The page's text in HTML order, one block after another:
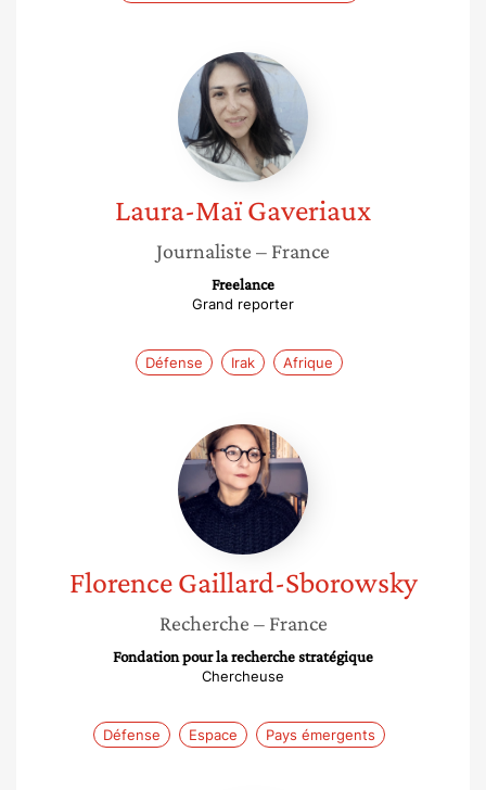
Laura-
Maï
Gaveriaux
Laura-MaïGaveriaux
Journaliste – France
Freelance
Grand reporter
Défense Irak Afrique
Florence
Gaillard-
Sborowsky
Florence Gaillard-Sborowsky
Recherche – France
Fondation pour la recherche stratégique
Chercheuse
Défense Espace Pays émergents